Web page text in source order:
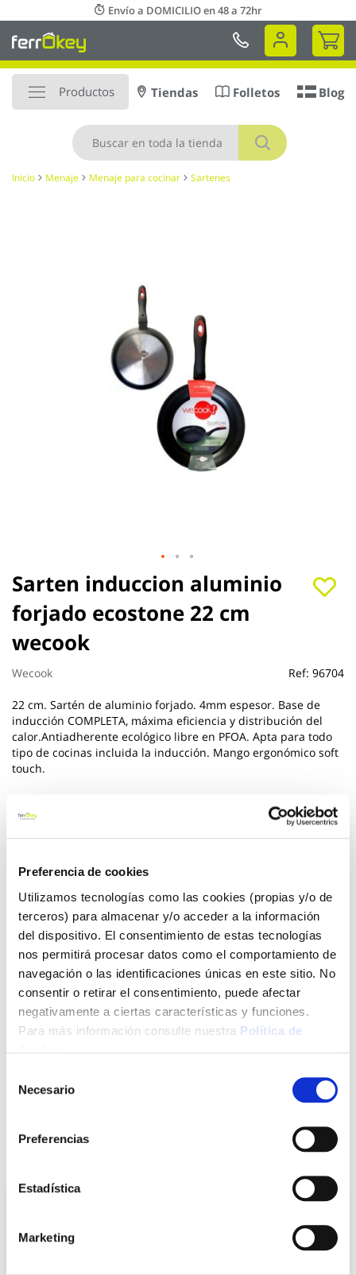
Preferencia de cookies
Utilizamos tecnologías como las cookies (propias y/o de
terceros) para almacenar y/o acceder a la información
del dispositivo. El consentimiento de estas tecnologías
nos permitirá procesar datos como el comportamiento de
navegación o las identificaciones únicas en este sitio. No
consentir o retirar el consentimiento, puede afectar
negativamente a ciertas características y funciones.
Para más información consulte nuestra Política de
Necesario
Preferencias
Estadística
Marketing
al
contenido
Envío a DOMICILIO en 48 a 72hr
Mi
Productos
Buscar
Tiendas Folletos Blog
Inicio Menaje Menaje para cocinar Sartenes
Sarten induccion aluminio
forjado ecostone 22 cm
wecook
Wecook Ref: 96704
22 cm. Sartén de aluminio forjado. 4mm espesor. Base de
inducción COMPLETA, máxima eficiencia y distribución del
calor.Antiadherente ecológico libre en PFOA. Apta para todo
tipo de cocinas incluida la inducción. Mango ergonómico soft
touch.
15,55 €
Añadir al carrito
Click&Collect - Recogida gratis
en nuestras tiendas
5 días hábiles
Saltar
al
comienzo
de
la
galería
de